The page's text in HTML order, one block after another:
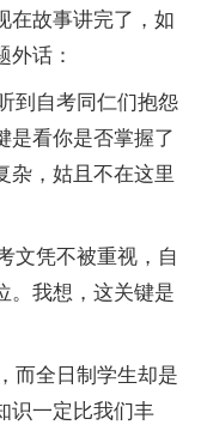
在故事讲完了，如
话：
到自考同仁们抱怨
是看你是否掌握了
杂，姑且不在这里
文凭不被重视，自
。我想，这关键是
而全日制学生却是
识一定比我们丰